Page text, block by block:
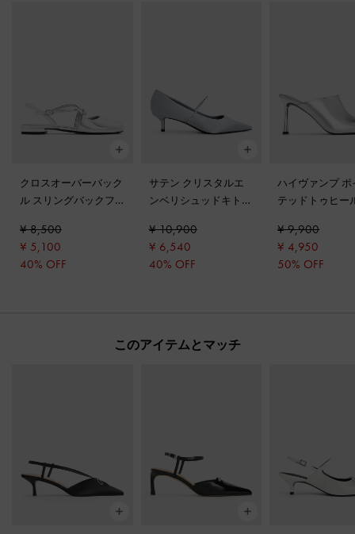
クロスオーバーバック
ル スリングバックフ
¥ 8,500
¥ 5,100
40% OFF
サテン クリスタルエ
ンベリシュッドキトゥ
トゥパンプス
¥ 10,900
¥ 6,540
40% OFF
ハイヴァンプ ポ
テッドトゥヒー
¥ 9,900
¥ 4,950
50% OFF
このアイテムとマッチ